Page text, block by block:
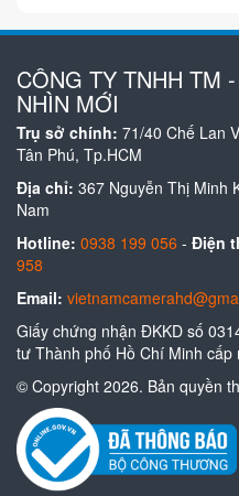
CÔNG TY TNHH TM
NHÌN MỚI
Trụ sở chính: 71/40 Chế Lan
Tân Phú, Tp.HCM
Địa chỉ: 367 Nguyễn Thị Minh
Nam
Hotline: 0938 199 056 - Điện
958
Email:
Giấy chứng nhận ĐKKD số
tư Thành phố Hồ Chí Minh cấp
© Copyright 2026. Bản quyền